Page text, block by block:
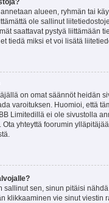
alueen, ryhmän tai
ole sallinut
saattavat pystyä liittämään
tiedä miksi et voi lisätä
on omat säännöt heidän
varoituksen. Huomioi, että
Limitedillä ei ole sivustolla
Ota yhteyttä foorumin
sallinut sen, sinun pitäisi
klikkaaminen vie sinut viestin